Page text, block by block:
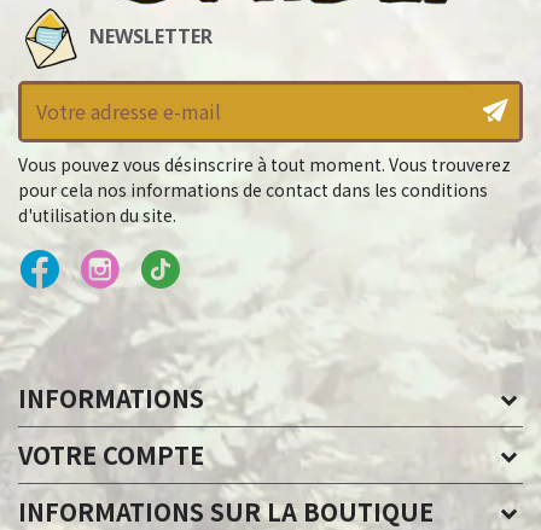
NEWSLETTER
Vous pouvez vous désinscrire à tout moment. Vous trouverez
pour cela nos informations de contact dans les conditions
d'utilisation du site.
INFORMATIONS
VOTRE COMPTE
INFORMATIONS SUR LA BOUTIQUE